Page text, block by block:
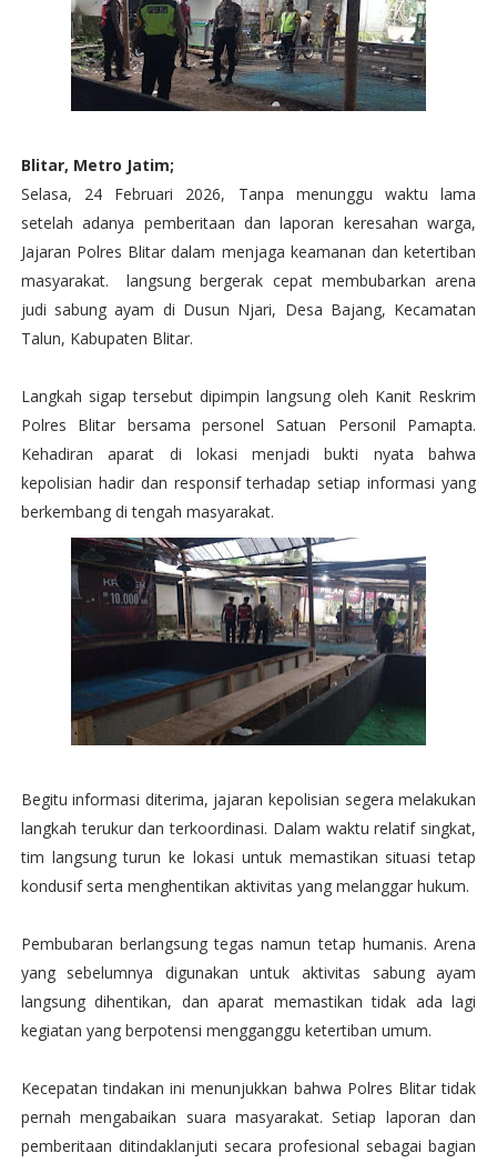
Blitar, Metro Jatim;
Selasa, 24 Februari 2026, Tanpa menunggu waktu lama
setelah adanya pemberitaan dan laporan keresahan warga,
Jajaran Polres Blitar dalam menjaga keamanan dan ketertiban
masyarakat. langsung bergerak cepat membubarkan arena
judi sabung ayam di Dusun Njari, Desa Bajang, Kecamatan
Talun, Kabupaten Blitar.
Langkah sigap tersebut dipimpin langsung oleh Kanit Reskrim
Polres Blitar bersama personel Satuan Personil Pamapta.
Kehadiran aparat di lokasi menjadi bukti nyata bahwa
kepolisian hadir dan responsif terhadap setiap informasi yang
berkembang di tengah masyarakat.
Begitu informasi diterima, jajaran kepolisian segera melakukan
langkah terukur dan terkoordinasi. Dalam waktu relatif singkat,
tim langsung turun ke lokasi untuk memastikan situasi tetap
kondusif serta menghentikan aktivitas yang melanggar hukum.
Pembubaran berlangsung tegas namun tetap humanis. Arena
yang sebelumnya digunakan untuk aktivitas sabung ayam
langsung dihentikan, dan aparat memastikan tidak ada lagi
kegiatan yang berpotensi mengganggu ketertiban umum.
Kecepatan tindakan ini menunjukkan bahwa Polres Blitar tidak
pernah mengabaikan suara masyarakat. Setiap laporan dan
pemberitaan ditindaklanjuti secara profesional sebagai bagian